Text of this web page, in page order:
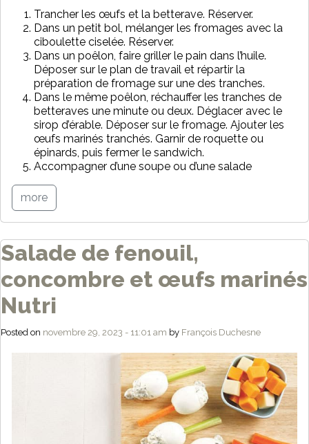
Trancher les œufs et la betterave. Réserver.
Dans un petit bol, mélanger les fromages avec la
ciboulette ciselée. Réserver.
Dans un poêlon, faire griller le pain dans l’huile.
Déposer sur le plan de travail et répartir la
préparation de fromage sur une des tranches.
Dans le même poêlon, réchauffer les tranches de
betteraves une minute ou deux. Déglacer avec le
sirop d’érable. Déposer sur le fromage. Ajouter les
œufs marinés tranchés. Garnir de roquette ou
épinards, puis fermer le sandwich.
Accompagner d’une soupe ou d’une salade
more
Salade de fenouil,
concombre et œufs marinés
Nutri
Posted on novembre 29, 2023 - 11:01 am by François Duchesne